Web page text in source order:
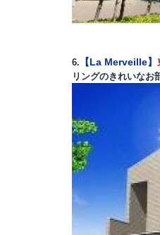
6. 【La Merveille】
リングのきれいなお